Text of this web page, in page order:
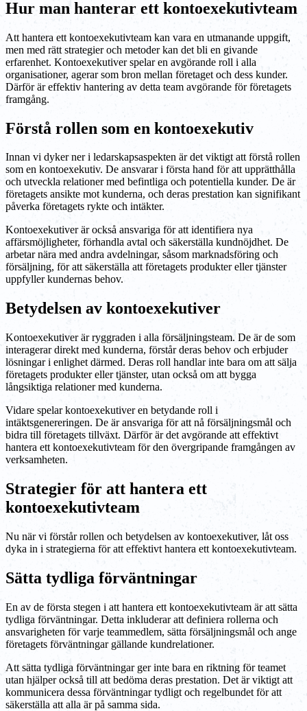
Hur man hanterar ett kontoexekutivteam
Att hantera ett kontoexekutivteam kan vara en utmanande uppgift,
men med rätt strategier och metoder kan det bli en givande
erfarenhet. Kontoexekutiver spelar en avgörande roll i alla
organisationer, agerar som bron mellan företaget och dess kunder.
Därför är effektiv hantering av detta team avgörande för företagets
framgång.
Förstå rollen som en kontoexekutiv
Innan vi dyker ner i ledarskapsaspekten är det viktigt att förstå rollen
som en kontoexekutiv. De ansvarar i första hand för att upprätthålla
och utveckla relationer med befintliga och potentiella kunder. De är
företagets ansikte mot kunderna, och deras prestation kan signifikant
påverka företagets rykte och intäkter.
Kontoexekutiver är också ansvariga för att identifiera nya
affärsmöjligheter, förhandla avtal och säkerställa kundnöjdhet. De
arbetar nära med andra avdelningar, såsom marknadsföring och
försäljning, för att säkerställa att företagets produkter eller tjänster
uppfyller kundernas behov.
Betydelsen av kontoexekutiver
Kontoexekutiver är ryggraden i alla försäljningsteam. De är de som
interagerar direkt med kunderna, förstår deras behov och erbjuder
lösningar i enlighet därmed. Deras roll handlar inte bara om att sälja
företagets produkter eller tjänster, utan också om att bygga
långsiktiga relationer med kunderna.
Vidare spelar kontoexekutiver en betydande roll i
intäktsgenereringen. De är ansvariga för att nå försäljningsmål och
bidra till företagets tillväxt. Därför är det avgörande att effektivt
hantera ett kontoexekutivteam för den övergripande framgången av
verksamheten.
Strategier för att hantera ett
kontoexekutivteam
Nu när vi förstår rollen och betydelsen av kontoexekutiver, låt oss
dyka in i strategierna för att effektivt hantera ett kontoexekutivteam.
Sätta tydliga förväntningar
En av de första stegen i att hantera ett kontoexekutivteam är att sätta
tydliga förväntningar. Detta inkluderar att definiera rollerna och
ansvarigheten för varje teammedlem, sätta försäljningsmål och ange
företagets förväntningar gällande kundrelationer.
Att sätta tydliga förväntningar ger inte bara en riktning för teamet
utan hjälper också till att bedöma deras prestation. Det är viktigt att
kommunicera dessa förväntningar tydligt och regelbundet för att
säkerställa att alla är på samma sida.